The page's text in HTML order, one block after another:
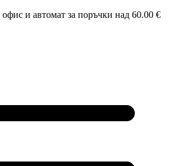
офис и автомат за поръчки над 60.00 €